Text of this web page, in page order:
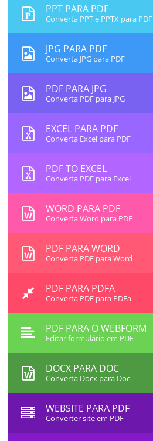
PPT PARA PDF
Converta PPT e PPTX para PDF
JPG PARA PDF
Converta JPG para PDF
PDF PARA JPG
Converta PDF para JPG
EXCEL PARA PDF
Converta Excel para PDF
PDF TO EXCEL
Converta PDF para Excel
WORD PARA PDF
Converta Word para PDF
PDF PARA WORD
Converta PDF para Word
PDF PARA PDFA
Converta PDF para PDFa
PDF PARA O WEBFORM
Editar formulário em PDF
DOCX PARA DOC
Converta Docx para Doc
WEBSITE PARA PDF
Converter site em PDF